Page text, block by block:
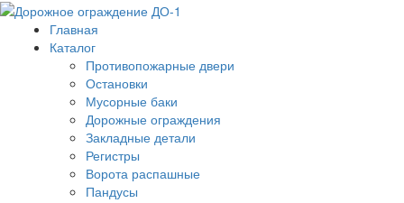
Главная
Каталог
Противопожарные двери
Остановки
Мусорные баки
Дорожные ограждения
Закладные детали
Регистры
Ворота распашные
Пандусы